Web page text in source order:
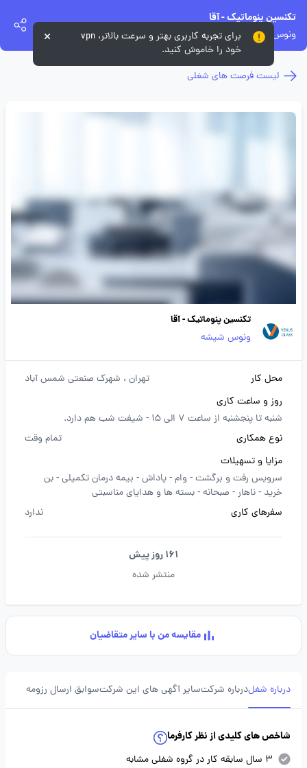
تکنسین پنوماتیک - آقا
ونوس شیشه
لیست فرصت های شغلی
تکنسین پنوماتیک - آقا
ونوس شیشه
محل کار تهران ، شهرک صنعتی شمس آباد
روز و ساعت کاری
شنبه تا پنجشنبه از ساعت 7 الی 15 - شیفت شب هم دارد.
نوع همکاری
تمام وقت
مزایا و تسهیلات
سرویس رفت و برگشت -وام -پاداش - بیمه درمان تکمیلی -بن
خرید -ناهار - صبحانه -بسته ها و هدایای مناسبتی
سفرهای کاری
ندارد
161 روز پیش
منتشر شده
مقایسه من با سایر متقاضیان
درباره شغلدرباره شرکتسایر آگهی های این شرکتسوابق ارسال رزومه
شاخص های کلیدی از نظر کارفرما
3 سال سابقه کار در گروه شغلی مشابه
برای تجربه کاربری بهتر و سرعت بالاتر، vpn
خود را خاموش کنید.